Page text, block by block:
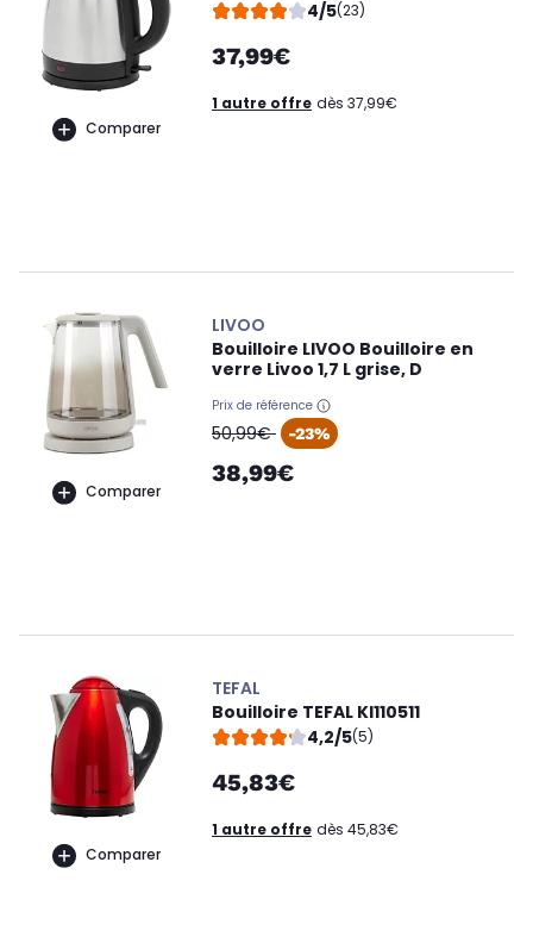
Comparer
4/5(23)
37,99€
1 autre offre dès 37,99€
Comparer
LIVOO
Bouilloire LIVOO Bouilloire en
verre Livoo 1,7 L grise, D
Prix de référence
oldPrice
50,99€ -23%
38,99€
Comparer
TEFAL
Bouilloire TEFAL KI110511
4,2/5(5)
45,83€
1 autre offre dès 45,83€